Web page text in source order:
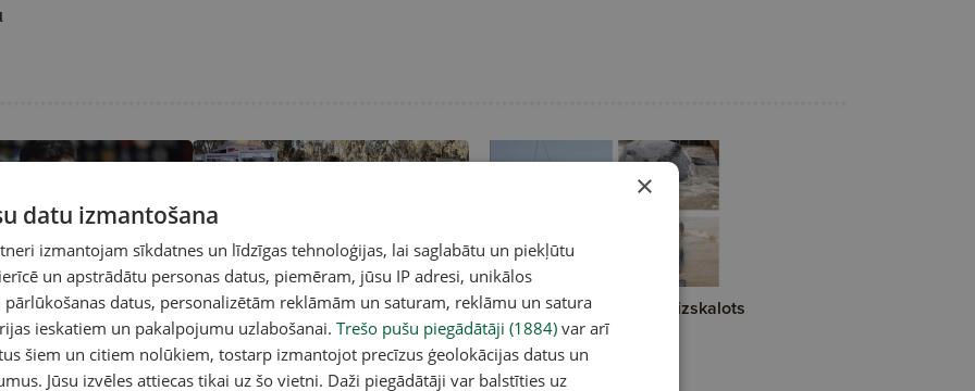
noteiks cīņa gaisa
Zelenskis
Izraēlas parlaments nolemj veidot
komisiju 7. oktobra kļūdu
izmeklēšanai
Kongo pludmalē pārsteidz izskalots
valis
×
datu izmantošana
izmantojam sīkdatnes un līdzīgas tehnoloģijas, lai saglabātu un piekļūtu
un apstrādātu personas datus, piemēram, jūsu IP adresi, unikālos
datus, personalizētām reklāmām un saturam, reklāmu un satura
ieskatiem un pakalpojumu uzlabošanai. Trešo pušu piegādātāji (1884) var arī
šiem un citiem nolūkiem, tostarp izmantojot precīzus ģeolokācijas datus un
Jūsu izvēles attiecas tikai uz šo vietni. Daži piegādātāji var balstīties uz